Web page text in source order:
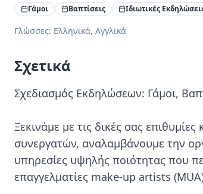
Γάμοι Βαπτίσεις Ιδιωτικές
Γλώσσες: Ελληνικά, Αγγλικά
Σχετικά
Σχεδιασμός Εκδηλώσεων: Γάμοι,
Ξεκινάμε με τις δικές σας
συνεργατών, αναλαμβάνουμε την
υπηρεσίες υψηλής ποιότητας που
επαγγελματίες make-up artists